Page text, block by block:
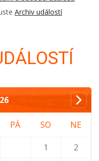
Archiv událostí
PÁ SO NE
1
2